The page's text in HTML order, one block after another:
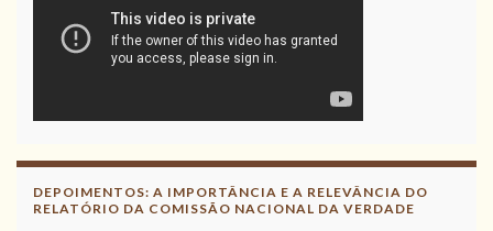
DEPOIMENTOS: A IMPORTÂNCIA E A RELEVÂNCIA DO
RELATÓRIO DA COMISSÃO NACIONAL DA VERDADE